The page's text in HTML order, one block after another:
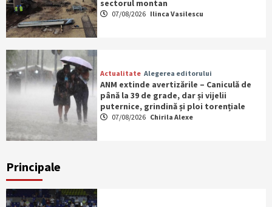
sectorul montan
07/08/2026 Ilinca Vasilescu
Actualitate Alegerea editorului
ANM extinde avertizările – Caniculă de
până la 39 de grade, dar și vijelii
puternice, grindină și ploi torențiale
07/08/2026 Chirila Alexe
Principale